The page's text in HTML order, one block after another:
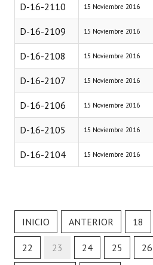
D-16-2110 15 Noviembre 2016
D-16-2109 15 Noviembre 2016
D-16-2108 15 Noviembre 2016
D-16-2107 15 Noviembre 2016
D-16-2106 15 Noviembre 2016
D-16-2105 15 Noviembre 2016
D-16-2104 15 Noviembre 2016
INICIO ANTERIOR 18
22 23 24 25 26